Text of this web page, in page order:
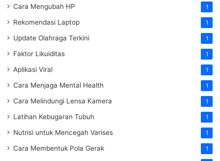
Cara Mengubah HP 1
Rekomendasi Laptop 1
Update Olahraga Terkini 1
Faktor Likuiditas 1
Aplikasi Viral 1
Cara Menjaga Mental Health 1
Cara Melindungi Lensa Kamera 1
Latihan Kebugaran Tubuh 1
Nutrisi untuk Mencegah Varises 1
Cara Membentuk Pola Gerak 1